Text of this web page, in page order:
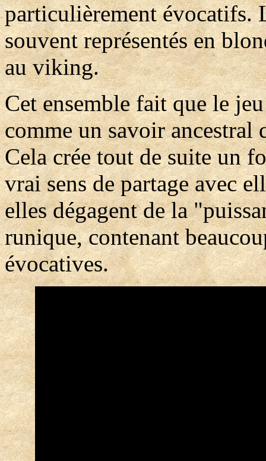
particulièrement évocatifs.
souvent représentés en
au viking.
Cet ensemble fait que le
comme un savoir ancestral
Cela crée tout de suite un
vrai sens de partage avec
elles dégagent de la
runique, contenant
évocatives.